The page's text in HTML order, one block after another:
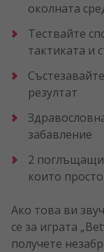
околната
Тествайте
тактиката и
резултат
забавление
2
които
Ако това ви
се за играта
получете